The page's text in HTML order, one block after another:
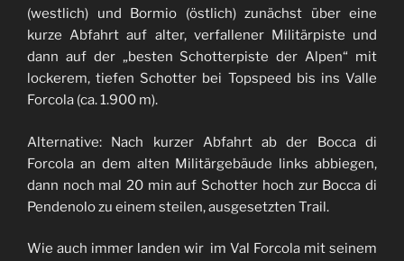
(westlich) und Bormio (östlich) zunächst über eine
kurze Abfahrt auf alter, verfallener Militärpiste und
dann auf der „besten Schotterpiste der Alpen“ mit
lockerem, tiefen Schotter bei Topspeed bis ins Valle
Forcola (ca. 1.900 m).
Alternative: Nach kurzer Abfahrt ab der Bocca di
Forcola an dem alten Militärgebäude links abbiegen,
dann noch mal 20 min auf Schotter hoch zur Bocca di
Pendenolo zu einem steilen, ausgesetzten Trail.
Wie auch immer landen wir im Val Forcola mit seinem